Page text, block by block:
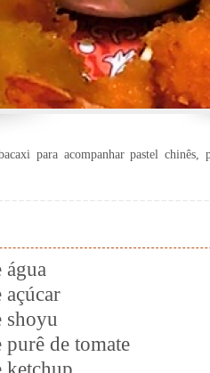
para acompanhar pastel chinês,
água
açúcar
shoyu
purê de tomate